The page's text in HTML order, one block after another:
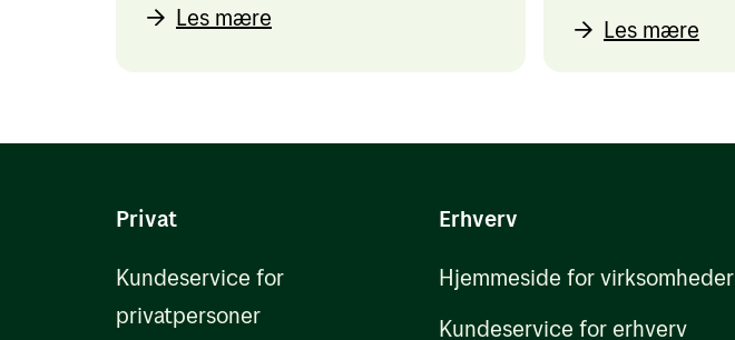
Les mære
Les mære
Privat
Kundeservice for
privatpersoner
Erhverv
Hjemmeside for virksomheder
Kundeservice for erhverv